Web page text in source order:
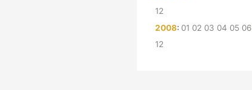
12
2008: 01 02 03 04 05 06
12